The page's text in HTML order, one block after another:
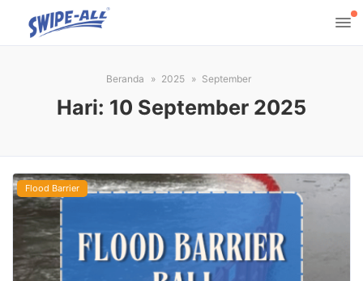
Beranda 2025 September
Hari: 10 September 2025
Flood Barrier